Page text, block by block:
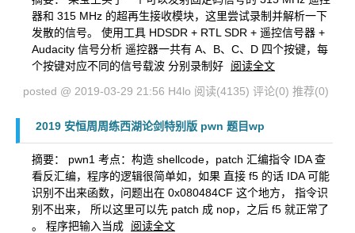
器和 315 MHz 的超再生接收模块，这里尝试录制并解析一下
发散的信号。 使用工具 HDSDR + RTL SDR + 遥控信号器 +
Audacity 信号分析 遥控器一共有 A、B、C、D 四个按键，每
个按键对应不同的信号载波 分别录制好
阅读全文
posted @ 2019-03-29 21:56 H4lo 阅读(4135) 评论(0) 推荐(0)
2019 安恒周周练西湖论剑特别版 pwn 题目wp
摘要： pwn1 考点：构造 shellcode，patch 汇编指令 IDA 查
看反汇编，程序的逻辑很简单如，如果 直接 f5 的话 IDA 可能
识别不出来函数，问题出在 0x080484CF 这个地方， 指令识
别不出来， 所以这里可以先 patch 成 nop，之后 f5 就正常了
。 程序把输入当成
阅读全文